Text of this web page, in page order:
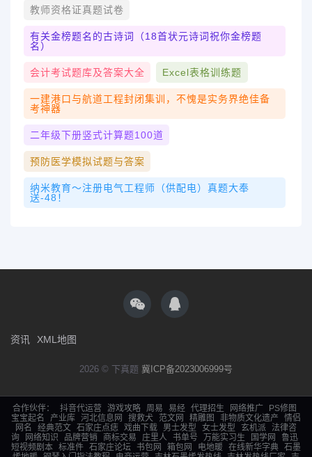
教师资格证真题试卷
有关金榜题名的古诗词（18首状元诗词祝你金榜题
名）
会计考试题库及答案大全 Excel表格训练题
一建港口与航道工程封闭集训，不愧是实务界绝佳备
考神器
二年级下册竖式计算题100道
预防医学模拟试题与答案
纳米教育～注册电气工程师（供配电）真题大奉
送-48！
资讯 XML地图
2026 © 下真题 冀ICP备2023006999号
合作伙伴： 抖音代运营 游戏攻略 周易 易经 代理招生 网络推广
PS修图
宝宝起名
产业库 河北信息网 搜救犬 范文网 精雕图 非物质文化遗产
情侣
网名
经典范文 石家庄点痣 戏曲下载 男士发型 女士发型 玄机派
法律咨
询
网络知识 品牌营销 商标交易 庄里人 书单号 万能实习生 国学网
鲁迅
短视频剧本 标准件 石家庄论坛 书包网 箱包网 电地暖 在线新华字典 石墨